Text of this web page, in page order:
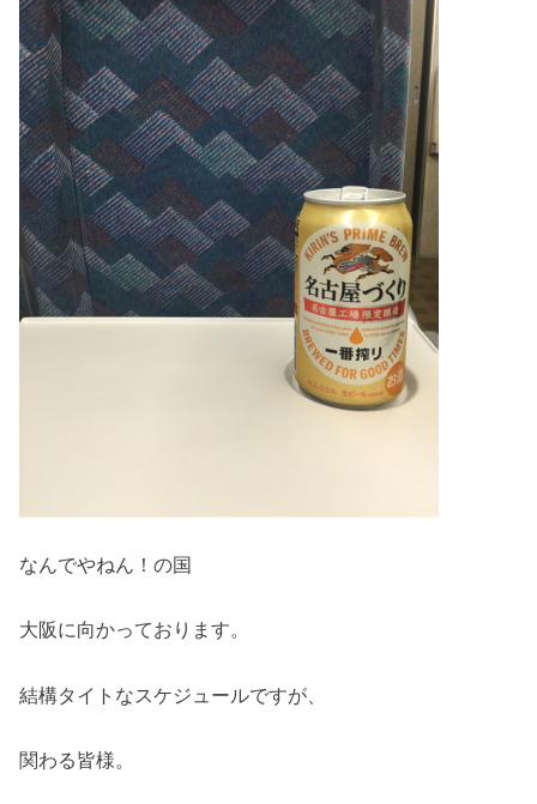
なんでやねん！の国
大阪に向かっております。
結構タイトなスケジュールですが、
関わる皆様。